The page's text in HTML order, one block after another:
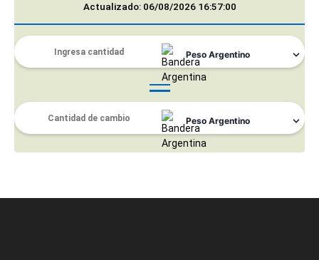
Actualizado: 06/08/2026 16:57:00